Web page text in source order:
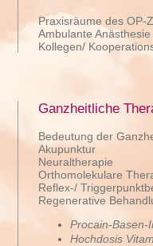
Praxisräume des OP-
Ambulante Anästhesie
Kollegen/
Ganzheitliche
Bedeutung der
Akupunktur
Neuraltherapie
Orthomolekulare
Reflex-/
Regenerative
Procain-Basen-
Hochdosis